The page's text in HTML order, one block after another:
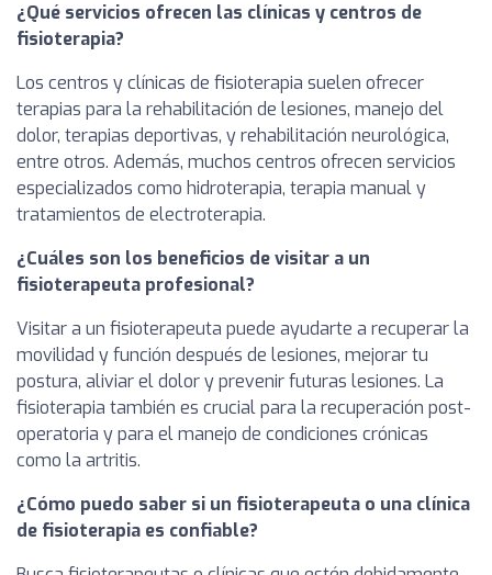
¿Qué servicios ofrecen las clínicas y centros de
fisioterapia?
Los centros y clínicas de fisioterapia suelen ofrecer
terapias para la rehabilitación de lesiones, manejo del
dolor, terapias deportivas, y rehabilitación neurológica,
entre otros. Además, muchos centros ofrecen servicios
especializados como hidroterapia, terapia manual y
tratamientos de electroterapia.
¿Cuáles son los beneficios de visitar a un
fisioterapeuta profesional?
Visitar a un fisioterapeuta puede ayudarte a recuperar la
movilidad y función después de lesiones, mejorar tu
postura, aliviar el dolor y prevenir futuras lesiones. La
fisioterapia también es crucial para la recuperación post-
operatoria y para el manejo de condiciones crónicas
como la artritis.
¿Cómo puedo saber si un fisioterapeuta o una clínica
de fisioterapia es confiable?